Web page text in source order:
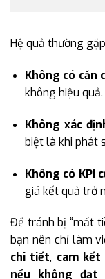
Hệ quả thường
Không có căn
không hiệu quả.
Không xác
biệt là khi phát
Không có KPI
giá kết quả trở
Để tránh bị “mất
bạn nên chỉ làm
chi tiết, cam kết
nếu không đạt